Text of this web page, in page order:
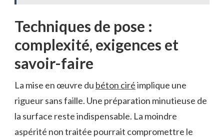
Techniques de pose :
complexité, exigences et
savoir-faire
La mise en œuvre du béton ciréimplique une
rigueur sans faille. Une préparation minutieuse de
la surface reste indispensable. La moindre
aspérité non traitée pourrait compromettre le